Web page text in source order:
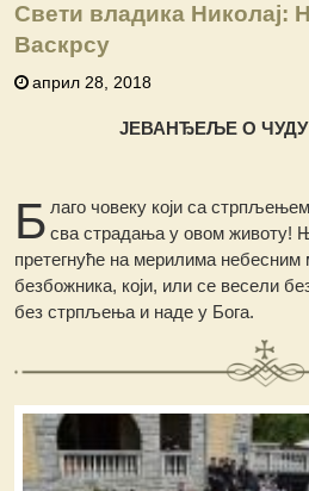
Свети владика Николај:
Васкрсу
април 28, 2018
ЈЕВАНЂЕЉЕ О ЧУДУ
Б лаго човеку који са
сва страдања у овом животу!
претегнуће на мерилима небесним
безбожника, који, или се весели
без стрпљења и наде у Бога.